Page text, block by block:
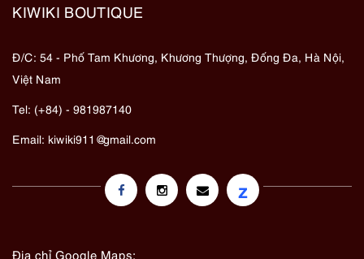
KIWIKI BOUTIQUE
Đ/C: 54 - Phố Tam Khương, Khương Thượng, Đống Đa, Hà Nội,
Việt Nam
Tel: (+84) - 981987140
Email: kiwiki911@gmail.com
z
Địa chỉ Google Maps: